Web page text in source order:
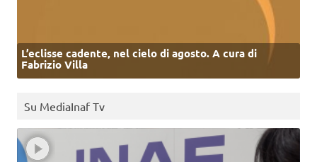
L’eclisse cadente, nel cielo di agosto. A cura di
Fabrizio Villa
Su MediaInaf Tv